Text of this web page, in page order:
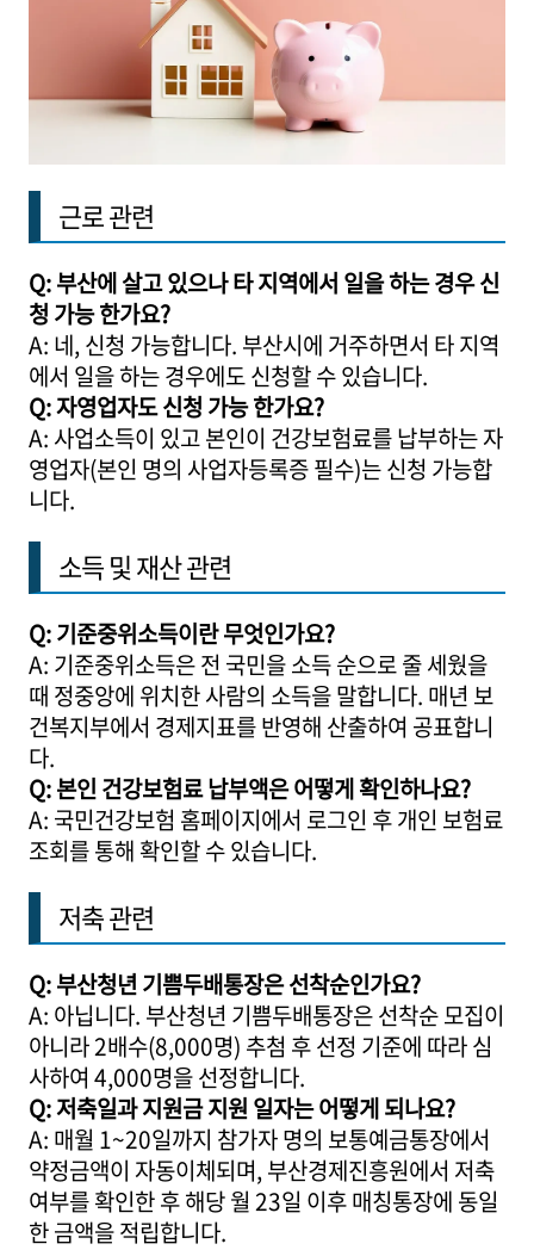
근로 관련
Q: 부산에 살고 있으나 타 지역에서 일을 하는 경우 신
청 가능 한가요?
A: 네, 신청 가능합니다. 부산시에 거주하면서 타 지역
에서 일을 하는 경우에도 신청할 수 있습니다.
Q: 자영업자도 신청 가능 한가요?
A: 사업소득이 있고 본인이 건강보험료를 납부하는 자
영업자(본인 명의 사업자등록증 필수)는 신청 가능합
니다.
소득 및 재산 관련
Q: 기준중위소득이란 무엇인가요?
A: 기준중위소득은 전 국민을 소득 순으로 줄 세웠을
때 정중앙에 위치한 사람의 소득을 말합니다. 매년 보
건복지부에서 경제지표를 반영해 산출하여 공표합니
다.
Q: 본인 건강보험료 납부액은 어떻게 확인하나요?
A: 국민건강보험 홈페이지에서 로그인 후 개인 보험료
조회를 통해 확인할 수 있습니다.
저축 관련
Q: 부산청년 기쁨두배통장은 선착순인가요?
A: 아닙니다. 부산청년 기쁨두배통장은 선착순 모집이
아니라 2배수(8,000명) 추첨 후 선정 기준에 따라 심
사하여 4,000명을 선정합니다.
Q: 저축일과 지원금 지원 일자는 어떻게 되나요?
A: 매월 1~20일까지 참가자 명의 보통예금통장에서
약정금액이 자동이체되며, 부산경제진흥원에서 저축
여부를 확인한 후 해당 월 23일 이후 매칭통장에 동일
한 금액을 적립합니다.